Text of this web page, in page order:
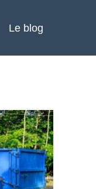
Le blog